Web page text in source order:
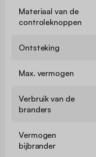
Materiaal van de
controleknoppen
Ontsteking
Max. vermogen
Verbruik van de
branders
Vermogen
bijbrander